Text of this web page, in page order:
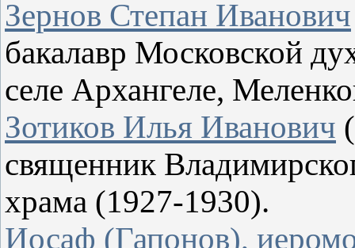
Зернов Степан Иванович
бакалавр Московской
селе Архангеле,
Зотиков Илья Иванович
священник
храма (1927-1930).
Иосаф (Гапонов),